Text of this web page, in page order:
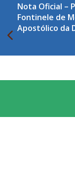
Nota Oficial –
Fontinele de
Apostólico da